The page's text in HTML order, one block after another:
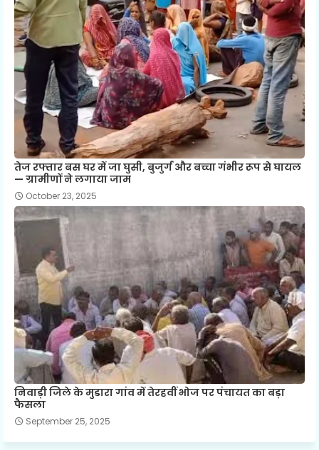
तेज रफ्तार बस घर में जा घुसी, बुजुर्ग और बच्चा गंभीर रूप से घायल
— ग्रामीणों ने लगाया जाम
October 23, 2025
निवाड़ी जिले के मुडारा गांव में तेरहवीं भोज पर पंचायत का बड़ा
फैसला
September 25, 2025